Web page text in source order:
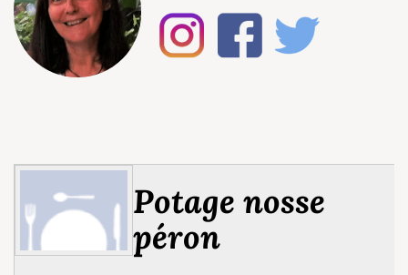
Potage nosse
péron